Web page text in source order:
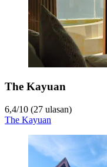
The Kayuan
6,4/10 (27 ulasan)
The Kayuan